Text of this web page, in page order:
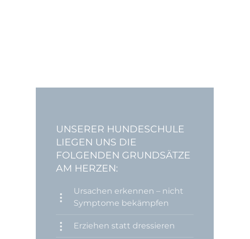
UNSERER HUNDESCHULE
LIEGEN UNS DIE
FOLGENDEN GRUNDSÄTZE
AM HERZEN:
Ursachen erkennen – nicht
Symptome bekämpfen
Erziehen statt dressieren